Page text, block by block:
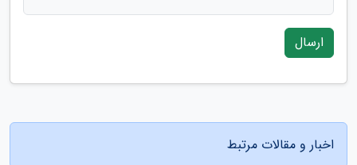
ارسال
اخبار و مقالات مرتبط